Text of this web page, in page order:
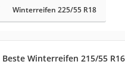
Alkoholtester
Winterreifen 225/55 R18
Beste Winterreifen 215/55 R16